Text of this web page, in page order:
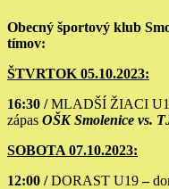
Obecný športový klub
tímov:
ŠTVRTOK 05.10.2023:
16:30 /MLADŠÍ ŽIACI
zápas OŠK Smolenice vs.
SOBOTA 07.10.2023:
12:00 /DORAST U19–